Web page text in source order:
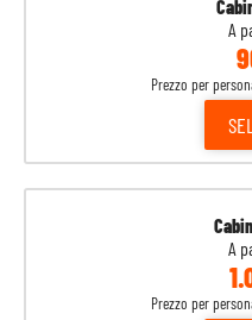
A
Prezzo per
A
Prezzo per
La